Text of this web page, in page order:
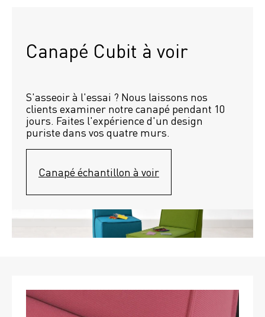
Canapé Cubit à voir
S'asseoir à l'essai ? Nous laissons nos
clients examiner notre canapé pendant 10
jours. Faites l'expérience d'un design
puriste dans vos quatre murs.
Canapé échantillon à voir